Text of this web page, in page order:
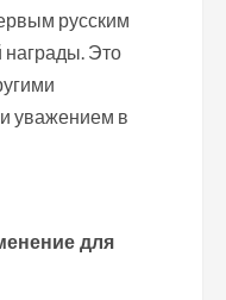
русским
награды. Это
уважением в
для